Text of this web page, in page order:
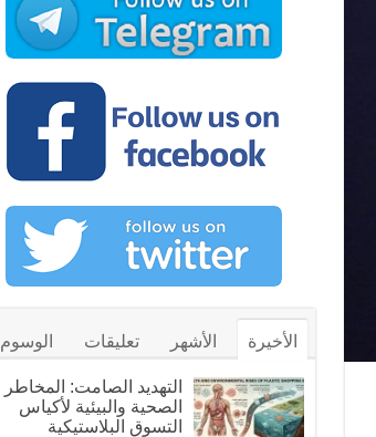
الأخيرة الأشهر تعليقات الوسوم
التهديد الصامت: المخاطر
الصحية والبيئية لأكياس
التسوق البلاستيكية